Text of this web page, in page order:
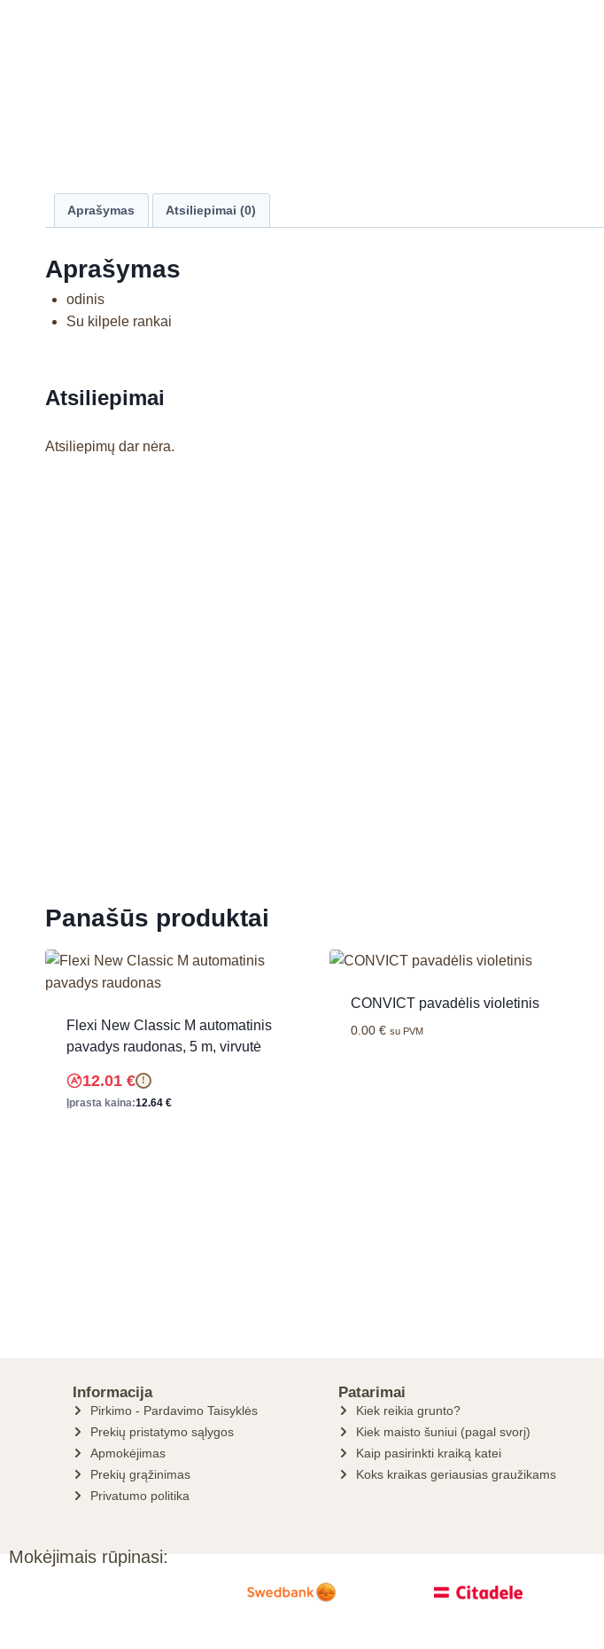
Aprašymas Atsiliepimai (0)
Aprašymas
odinis
Su kilpele rankai
Atsiliepimai
Atsiliepimų dar nėra.
Panašūs produktai
Flexi New Classic M automatinis
pavadys raudonas, 5 m, virvutė
12.01 € !
Įprasta kaina:12.64 €
CONVICT pavadėlis violetinis
0.00 € su PVM
Informacija
Pirkimo - Pardavimo Taisyklės
Prekių pristatymo sąlygos
Apmokėjimas
Prekių grąžinimas
Privatumo politika
Patarimai
Kiek reikia grunto?
Kiek maisto šuniui (pagal svorį)
Kaip pasirinkti kraiką katei
Koks kraikas geriausias graužikams
Mokėjimais rūpinasi: